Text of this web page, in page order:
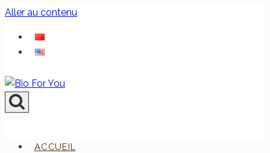
Aller au contenu
ACCUEIL